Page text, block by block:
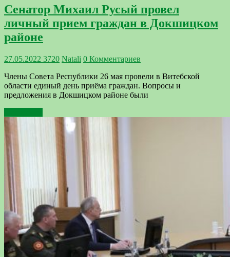
Сенатор Михаил Русый провел
личный прием граждан в Докшицком
районе
27.05.2022 3720 Natali 0 Комментариев
Члены Совета Республики 26 мая провели в Витебской
области единый день приёма граждан. Вопросы и
предложения в Докшицком районе были